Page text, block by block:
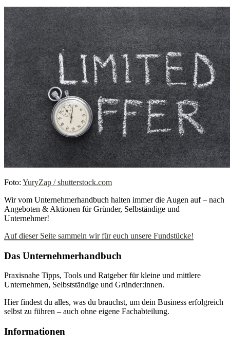
Foto: YuryZap / shutterstock.com
Wir vom Unternehmerhandbuch halten immer die Augen auf – nach
Angeboten & Aktionen für Gründer, Selbständige und
Unternehmer!
Auf dieser Seite sammeln wir für euch unsere Fundstücke!
Das Unternehmerhandbuch
Praxisnahe Tipps, Tools und Ratgeber für kleine und mittlere
Unternehmen, Selbstständige und Gründer:innen.
Hier findest du alles, was du brauchst, um dein Business erfolgreich
selbst zu führen – auch ohne eigene Fachabteilung.
Informationen